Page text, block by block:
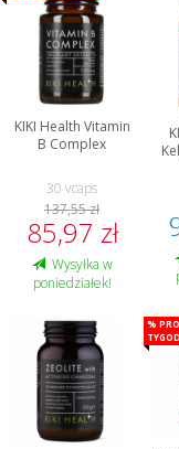
KIKI Health Vitamin
B Complex
30 vcaps
137,55 zł
85,97 zł
Wysyłka w
poniedziałek!
%